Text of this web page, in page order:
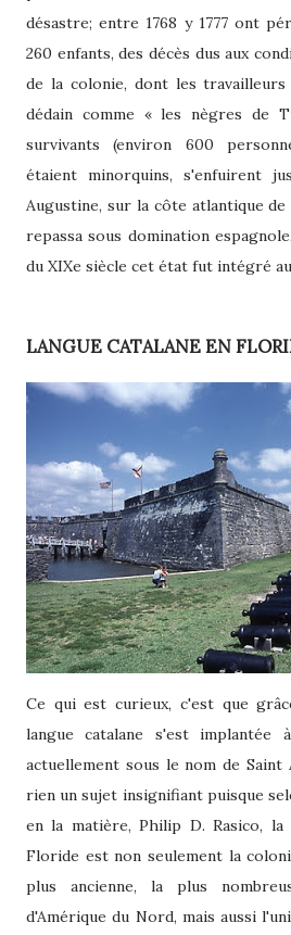
désastre; entre 1768 y 1777 ont
260 enfants, des décès dus aux
de la colonie, dont les
dédain comme « les nègres de
survivants (environ 600
étaient minorquins, s'enfuirent
Augustine, sur la côte atlantique
repassa sous domination
du XIXe siècle cet état fut intégré
LANGUE CATALANE EN
Ce qui est curieux, c'est que
langue catalane s'est implantée
actuellement sous le nom de Saint
rien un sujet insignifiant puisque
en la matière, Philip D. Rasico, la
Floride est non seulement la
plus ancienne, la plus
d'Amérique du Nord, mais aussi